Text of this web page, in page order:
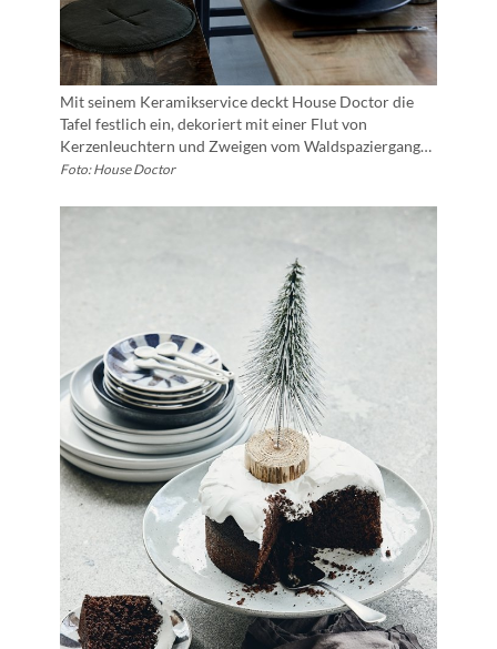
Mit seinem Keramikservice deckt House Doctor die
Tafel festlich ein, dekoriert mit einer Flut von
Kerzenleuchtern und Zweigen vom Waldspaziergang…
Foto: House Doctor